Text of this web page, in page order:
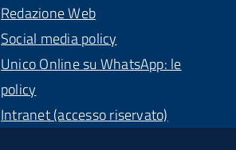
Redazione Web
Social media policy
Unico Online su WhatsApp: le
policy
Intranet (accesso riservato)